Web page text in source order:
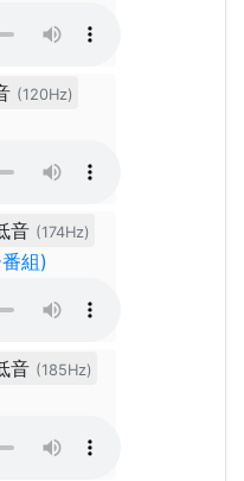
(120Hz)
音 (174Hz)
組)
音 (185Hz)